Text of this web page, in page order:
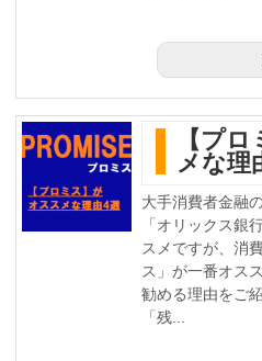
【プ
メな理
大手消費者金融
「オリックス銀
スメですが、消
ス」が一番オス
勧める理由をご
「残...